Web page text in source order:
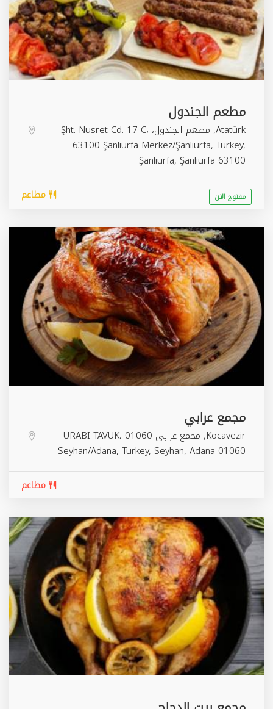
مطعم الجندول
Atatürk, مطعم الجندول، Şht. Nusret Cd. 17 C،
63100 Şanlıurfa Merkez/Şanlıurfa, Turkey,
Şanlıurfa, Şanlıurfa 63100
مطاعم مفتوح الان
مجمع عرابي
Kocavezir, مجمع عرابي URABI TAVUK، 01060
Seyhan/Adana, Turkey, Seyhan, Adana 01060
مطاعم